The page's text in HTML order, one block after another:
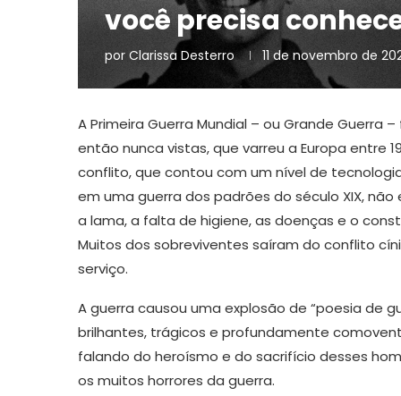
você precisa
por Clarissa Desterro 11 de novembro de
A Primeira Guerra Mundial – ou Grande
então nunca vistas, que varreu a Europa entre
conflito, que contou com um nível de
em uma guerra dos padrões do século XIX,
a lama, a falta de higiene, as doenças e o
Muitos dos sobreviventes saíram do conflito
serviço.
A guerra causou uma explosão de “poesia de
brilhantes, trágicos e profundamente
falando do heroísmo e do sacrifício desses
os muitos horrores da guerra.